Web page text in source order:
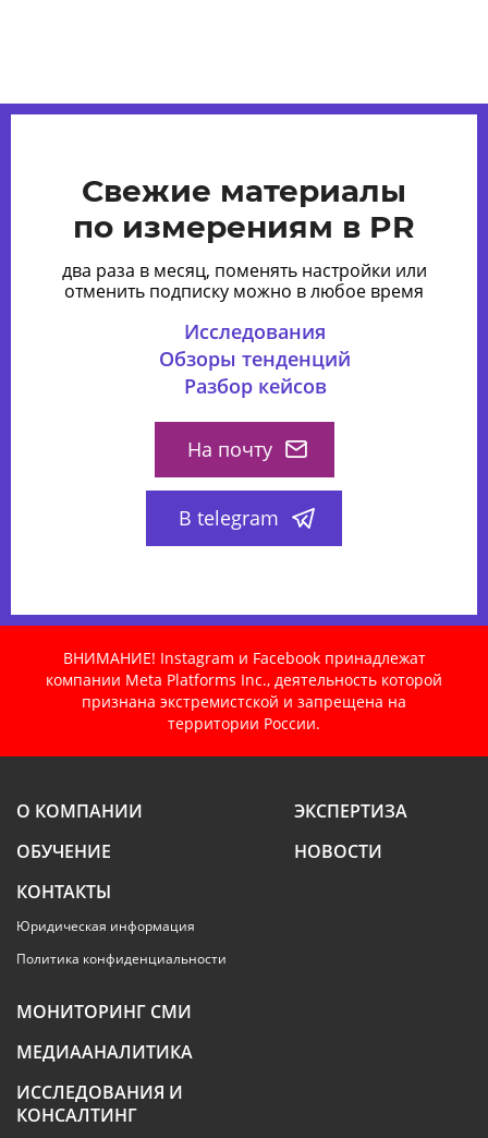
Свежие материалы
по измерениям в PR
два раза в месяц, поменять настройки или
отменить подписку можно в любое время
Исследования
Обзоры тенденций
Разбор кейсов
На почту
В telegram
ВНИМАНИЕ! Instagram и Facebook принадлежат
компании Meta Platforms Inc., деятельность которой
признана экстремистской и запрещена на
территории России.
О КОМПАНИИ
ЭКСПЕРТИЗА
ОБУЧЕНИЕ
НОВОСТИ
КОНТАКТЫ
Юридическая информация
Политика конфиденциальности
МОНИТОРИНГ СМИ
МЕДИААНАЛИТИКА
ИССЛЕДОВАНИЯ И
КОНСАЛТИНГ